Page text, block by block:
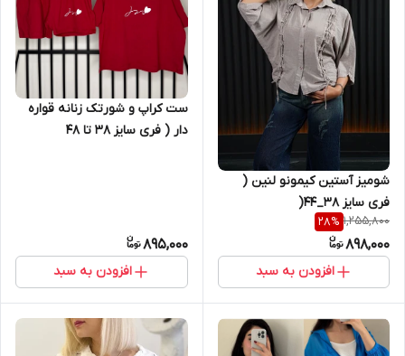
شومیز آستین کیمونو لنین (
فری سایز 38_44(
1,255,800
28%
898,000
افزودن به سبد
ست کراپ و شورتک زنانه قواره
دار ( فری سایز ۳۸ تا ۴۸
895,000
افزودن به سبد